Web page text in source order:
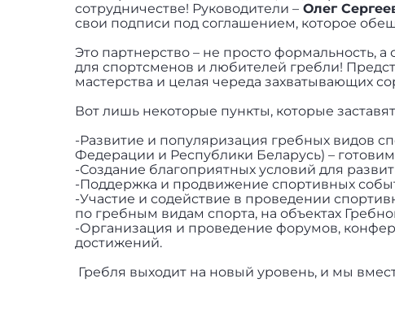
сотрудничестве! Руководители – Олег
свои подписи под соглашением, которое
Это партнерство – не просто формальность,
для спортсменов и любителей гребли!
мастерства и целая череда захватывающих
Вот лишь некоторые пункты, которые
-Развитие и популяризация гребных видов
Федерации и Республики Беларусь) –
-Создание благоприятных условий для
-Поддержка и продвижение спортивных
-Участие и содействие в проведении
по гребным видам спорта, на объектах
-Организация и проведение форумов,
достижений.
Гребля выходит на новый уровень, и мы